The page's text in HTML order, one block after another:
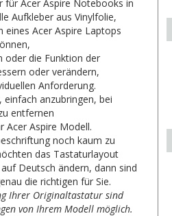
für Acer Aspire Notebooks in
Aufkleber aus Vinylfolie,
eines Acer Aspire Laptops
oder die Funktion der
oder verändern,
Anforderung.
einfach anzubringen, bei
entfernen
Acer Aspire Modell.
noch kaum zu
das Tastaturlayout
Deutsch ändern, dann sind
die richtigen für Sie.
Ihrer Originaltastatur sind
von Ihrem Modell möglich.